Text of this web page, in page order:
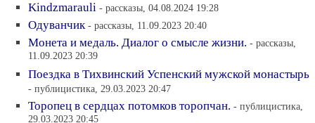
Kindzmarauli - рассказы, 04.08.2024 19:28
Одуванчик - рассказы, 11.09.2023 20:40
Монета и медаль. Диалог о смысле жизни. - рассказы,
11.09.2023 20:39
Поездка в Тихвинский Успенский мужской монастырь
- публицистика, 29.03.2023 20:47
Торопец в сердцах потомков торопчан. - публицистика,
29.03.2023 20:45